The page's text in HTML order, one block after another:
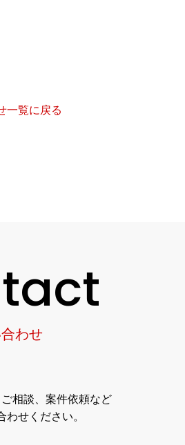
一覧に戻る
わせ
相談、 案件依頼など
わせください。